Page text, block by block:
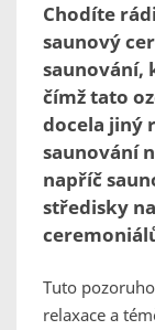
Chodíte
saunový
saunování,
čímž tato
docela jiný
saunování
napříč
středisky
Tuto
relaxace a